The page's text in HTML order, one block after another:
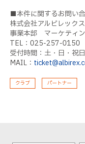
■本件に関するお問い
株式会社アルビレック
事業本部 マーケティ
TEL：025-257-0150
受付時間：土・日・祝
MAIL：
クラブ パートナー